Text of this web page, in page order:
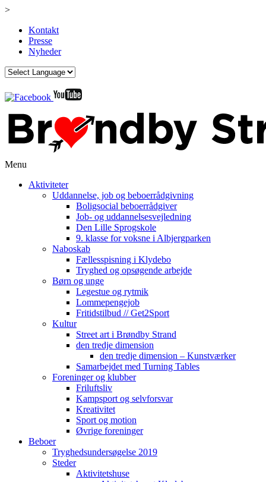
>
Kontakt
Presse
Nyheder
Menu
Aktiviteter
Uddannelse, job og beboerrådgivning
Boligsocial beboerrådgiver
Job- og uddannelsesvejledning
Den Lille Sprogskole
9. klasse for voksne i Albjergparken
Naboskab
Fællesspisning i Klydebo
Tryghed og opsøgende arbejde
Børn og unge
Legestue og rytmik
Lommepengejob
Fritidstilbud // Get2Sport
Kultur
Street art i Brøndby Strand
den tredje dimension
den tredje dimension – Kunstværker
Samarbejdet med Turning Tables
Foreninger og klubber
Friluftsliv
Kampsport og selvforsvar
Kreativitet
Sport og motion
Øvrige foreninger
Beboer
Tryghedsundersøgelse 2019
Steder
Aktivitetshuse